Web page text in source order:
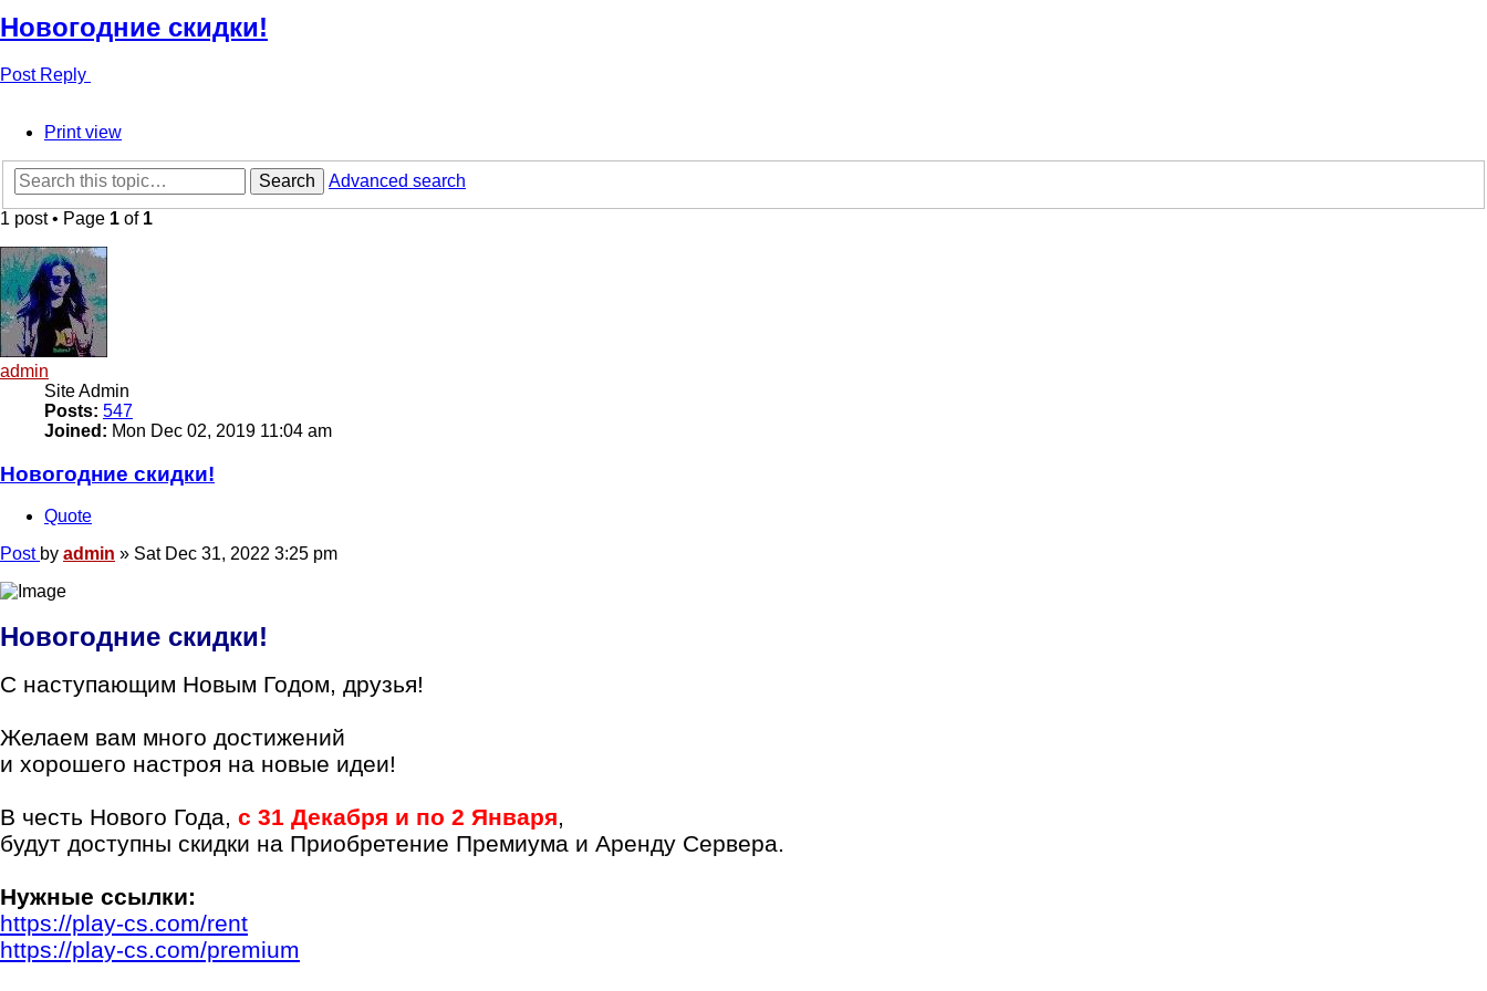
Новогодние скидки!
Post Reply
Print view
Search
Advanced search
1 post • Page 1 of 1
admin
Site Admin
Posts: 547
Joined: Mon Dec 02, 2019 11:04 am
Новогодние скидки!
Quote
Post by admin » Sat Dec 31, 2022 3:25 pm
Новогодние скидки!
С наступающим Новым Годом, друзья!
Желаем вам много достижений
и хорошего настроя на новые идеи!
В честь Нового Года, с 31 Декабря и по 2 Января,
будут доступны скидки на Приобретение Премиума и Аренду Сервера.
Нужные ссылки:
https://play-cs.com/rent
https://play-cs.com/premium